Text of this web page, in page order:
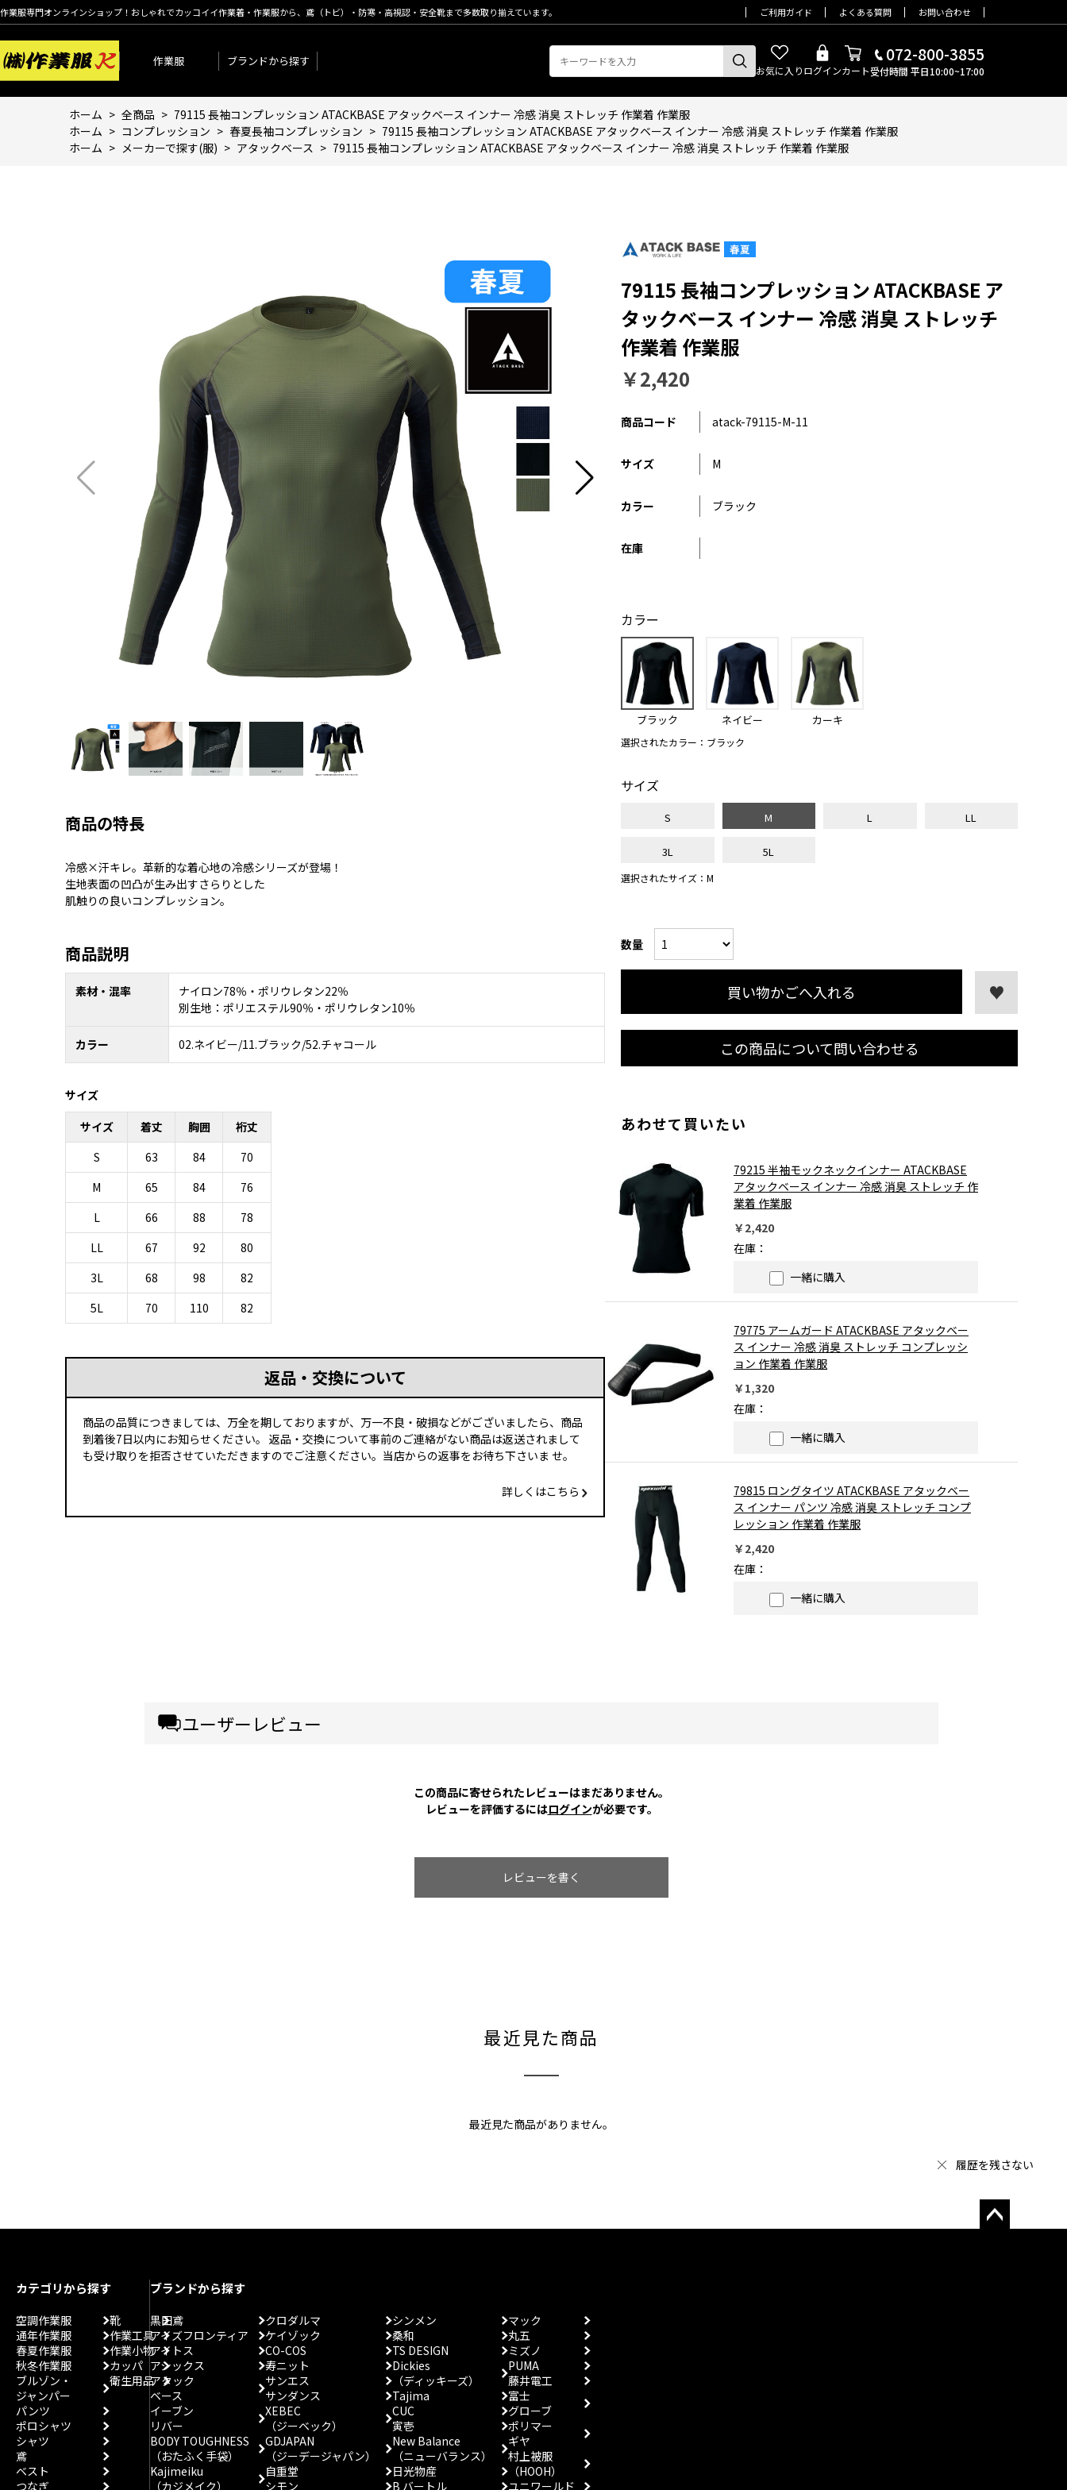
作業服専門オンラインショップ！おしゃれでカッコイイ作業着・作業服から、鳶（トビ）・防寒・高視認・安全靴まで多数取り揃えています。 ご利用ガイド よくある質問 お問い合わせ
作業服 ブランドから探す
お気に入りログインカート
072-800-3855
受付時間 平日10:00~17:00
ホーム > 全商品 > 79115 長袖コンプレッション ATACKBASE アタックベース インナー 冷感 消臭 ストレッチ 作業着 作業服
ホーム > コンプレッション > 春夏長袖コンプレッション > 79115 長袖コンプレッション ATACKBASE アタックベース インナー 冷感 消臭 ストレッチ 作業着 作業服
ホーム > メーカーで探す(服) > アタックベース > 79115 長袖コンプレッション ATACKBASE アタックベース インナー 冷感 消臭 ストレッチ 作業着 作業服
商品の特長
冷感×汗キレ。革新的な着心地の冷感シリーズが登場！
生地表面の凹凸が生み出すさらりとした
肌触りの良いコンプレッション。
商品説明
素材・混率
ナイロン78％・ポリウレタン22％
別生地：ポリエステル90％・ポリウレタン10％
カラー 02.ネイビー/11.ブラック/52.チャコール
サイズ
サイズ
着丈 胸囲
裄丈
S
63 84
70
M
65 84
76
L
66 88
78
LL
67 92
80
3L
68 98
82
5L
70 110 82
返品・交換について
商品の品質につきましては、万全を期しておりますが、万一不良・破損などがございましたら、商品
到着後7日以内にお知らせください。 返品・交換について事前のご連絡がない商品は返送されまして
も受け取りを拒否させていただきますのでご注意ください。当店からの返事をお待ち下さいま せ。
詳しくはこちら
79115 長袖コンプレッション ATACKBASE ア
タックベース インナー 冷感 消臭 ストレッチ
作業着 作業服
￥2,420
商品コード atack-79115-M-11
サイズ M
カラー ブラック
在庫
カラー
ブラック ネイビー カーキ
選択されたカラー：ブラック
サイズ
S M L LL
3L 5L
選択されたサイズ：M
数量
買い物かごへ入れる
あわせて買いたい
79215 半袖モックネックインナー ATACKBASE
アタックベース インナー 冷感 消臭 ストレッチ 作
業着 作業服
￥2,420
在庫：
一緒に購入
79775 アームガード ATACKBASE アタックベー
ス インナー 冷感 消臭 ストレッチ コンプレッシ
ョン 作業着 作業服
￥1,320
在庫：
一緒に購入
79815 ロングタイツ ATACKBASE アタックベー
ス インナー パンツ 冷感 消臭 ストレッチ コンプ
レッション 作業着 作業服
￥2,420
在庫：
一緒に購入
この商品について問い合わせる
ユーザーレビュー
この商品に寄せられたレビューはまだありません。
レビューを評価するにはログインが必要です。
レビューを書く
最近見た商品
最近見た商品がありません。
履歴を残さない
カテゴリから探す
空調作業服
通年作業服
春夏作業服
秋冬作業服
ブルゾン・
ジャンパー
パンツ
ポロシャツ
シャツ
鳶
ベスト
つなぎ
靴
作業工具
作業小物
カッパ
衛生用品
ブランドから探す
黒田鳶
アイズフロンティア
アイトス
アシックス
アタック
ベース
イーブン
リバー
BODY TOUGHNESS
（おたふく手袋）
Kajimeiku
（カジメイク）
クロダルマ
ケイゾック
CO-COS
寿ニット
サンエス
サンダンス
XEBEC
（ジーベック）
GDJAPAN
（ジーデージャパン）
自重堂
シモン
シンメン
桑和
TS DESIGN
Dickies
（ディッキーズ）
Tajima
CUC
寅壱
New Balance
（ニューバランス）
日光物産
B バートル
マック
丸五
ミズノ
PUMA
藤井電工
富士
グローブ
ポリマー
ギヤ
村上被服
（HOOH）
ユニワールド